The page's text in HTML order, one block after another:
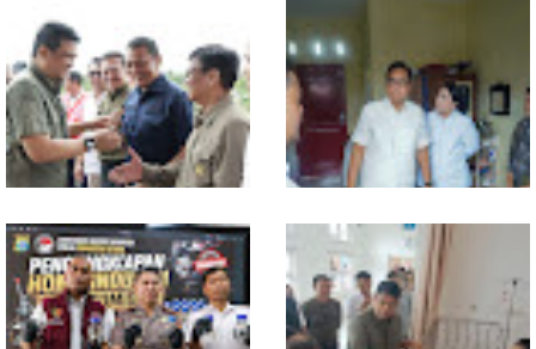
Selama 300 Hari, Polrestabes
Medan Tangkap 1.434
Tersangka Narkoba
MIO Indonesia Sumut Resmi
Daftarkan Organisasi ke
Kesbangpol, Langkah Awal
Perkuat Profesionalisme
Media Online
Komisi D DPRDSU Ikut Gubsu
Bobby Nasution Berkantor di
Nias
Walikota Medan Nonaktifkan
Lurah Aur, Rico Waas : Tak Ada
Toleransi bagi Penyalahgunaan
Wewenang